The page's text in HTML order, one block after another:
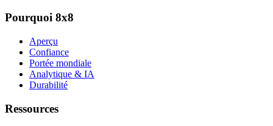
Pourquoi 8x8
Aperçu
Confiance
Portée mondiale
Analytique & IA
Durabilité
Ressources